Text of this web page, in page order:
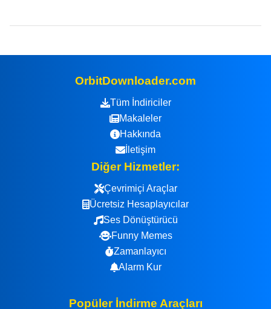
OrbitDownloader.com
Tüm İndiriciler
Makaleler
Hakkında
İletişim
Diğer Hizmetler:
Çevrimiçi Araçlar
Ücretsiz Hesaplayıcılar
Ses Dönüştürücü
Funny Memes
Zamanlayıcı
Alarm Kur
Popüler İndirme Araçları